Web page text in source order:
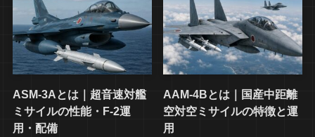
ASM-3Aとは｜超音速対艦
ミサイルの性能・F-2運
用・配備
AAM-4Bとは｜国産中距離
空対空ミサイルの特徴と運
用